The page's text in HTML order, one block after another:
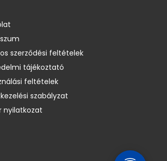
szerződési feltételek
tájékoztató
feltételek
szabályzat
nyilatkozat